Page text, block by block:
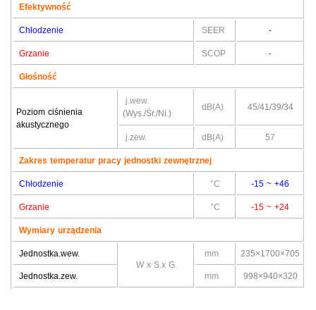
Efektywność
Chłodzenie SEER -
Grzanie SCOP -
Głośność
Poziom ciśnienia
akustycznego
j.wew.
(Wys./Śr./Ni.)
dB(A) 45/41/39/34
j.zew. dB(A) 57
Zakres temperatur pracy jednostki zewnętrznej
Chłodzenie °C -15 ~ +46
Grzanie °C -15 ~ +24
Wymiary urządzenia
Jednostka.wew.
W x S.x G.
mm 235×1700×705
Jednostka.zew. mm 998×940×320